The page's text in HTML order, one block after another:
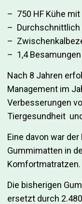
– 750 HF Kühe
– Durchschnittlich
–
– 1,4
Nach 8 Jahren
Management im
Verbesserungen
Tiergesundheit
Eine davon war
Gummimatten in
Komfortmatratzen.
Die bisherigen
ersetzt durch